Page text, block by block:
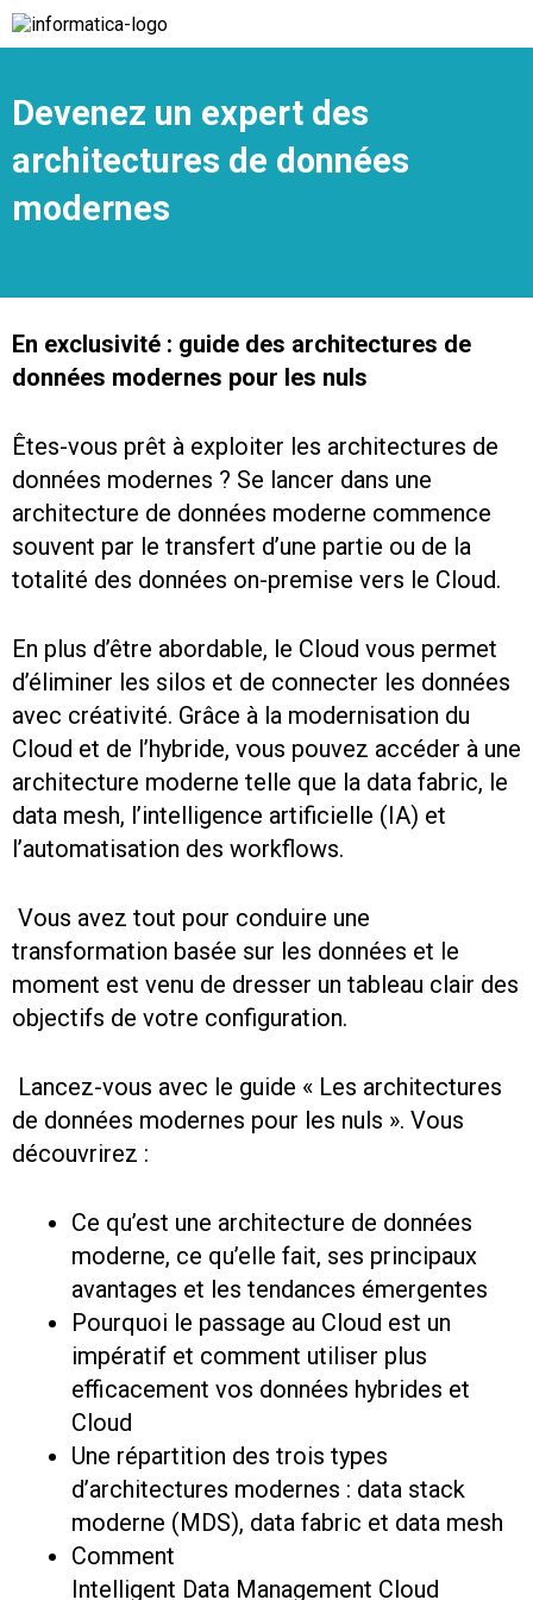
Devenez un expert des
architectures de données
modernes
En exclusivité : guide des architectures de
données modernes pour les nuls
Êtes-vous prêt à exploiter les architectures de
données modernes ? Se lancer dans une
architecture de données moderne commence
souvent par le transfert d’une partie ou de la
totalité des données on-premise vers le Cloud.
En plus d’être abordable, le Cloud vous permet
d’éliminer les silos et de connecter les données
avec créativité. Grâce à la modernisation du
Cloud et de l’hybride, vous pouvez accéder à une
architecture moderne telle que la data fabric, le
data mesh, l’intelligence artificielle (IA) et
l’automatisation des workflows.
Vous avez tout pour conduire une
transformation basée sur les données et le
moment est venu de dresser un tableau clair des
objectifs de votre configuration.
Lancez-vous avec le guide « Les architectures
de données modernes pour les nuls ». Vous
découvrirez :
Ce qu’est une architecture de données
moderne, ce qu’elle fait, ses principaux
avantages et les tendances émergentes
Pourquoi le passage au Cloud est un
impératif et comment utiliser plus
efficacement vos données hybrides et
Cloud
Une répartition des trois types
d’architectures modernes : data stack
moderne (MDS), data fabric et data mesh
Comment
Intelligent Data Management Cloud